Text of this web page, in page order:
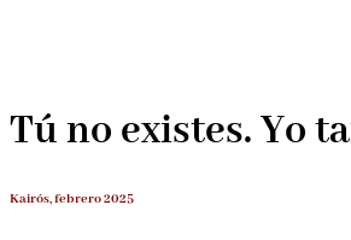
Tú no existes. Yo
Kairós, febrero 2025